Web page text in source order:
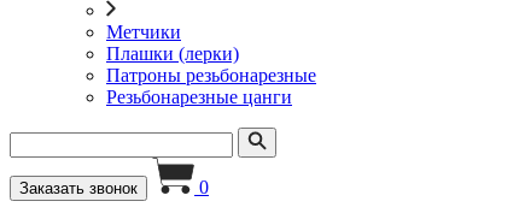
Метчики
Плашки (лерки)
Патроны резьбонарезные
Резьбонарезные цанги
Заказать звонок 0